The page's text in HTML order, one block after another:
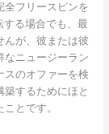
全フリースピンを
する場合でも、最
んが、彼または彼
なニュージーラン
スのオファーを検
するためにほと
とです。